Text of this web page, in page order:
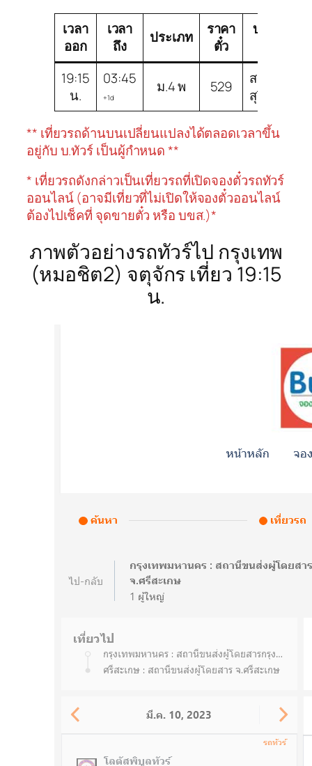
เวลา
ออก
เวลา
ถึง
ประเภท
ราคา
ตั๋ว
บริษัท
19:15
น.
03:45
+1d
ม.4 พ 529
สวัสดี
สุรินทร์
** เที่ยวรถด้านบนเปลี่ยนแปลงได้ตลอดเวลาขึ้น
อยู่กับ บ.ทัวร์ เป็นผู้กำหนด **
* เที่ยวรถดังกล่าวเป็นเที่ยวรถที่เปิดจองตั๋วรถทัวร์
ออนไลน์ (อาจมีเที่ยวที่ไม่เปิดให้จองตั๋วออนไลน์
ต้องไปเช็คที่ จุดขายตั๋ว หรือ บขส.)*
ภาพตัวอย่างรถทัวร์ไป กรุงเทพ
(หมอชิต2) จตุจักร เที่ยว 19:15
น.